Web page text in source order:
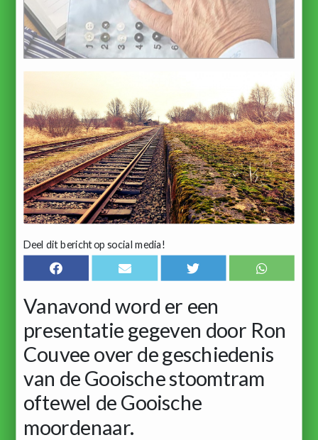
Deel dit bericht op social media!
Vanavond word er een
presentatie gegeven door Ron
Couvee over de geschiedenis
van de Gooische stoomtram
oftewel de Gooische
moordenaar.